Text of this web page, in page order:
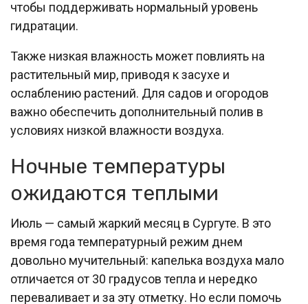
чтобы поддерживать нормальный уровень
гидратации.
Также низкая влажность может повлиять на
растительный мир, приводя к засухе и
ослаблению растений. Для садов и огородов
важно обеспечить дополнительный полив в
условиях низкой влажности воздуха.
Ночные температуры
ожидаются теплыми
Июль — самый жаркий месяц в Сургуте. В это
время года температурный режим днем
довольно мучительный: капелька воздуха мало
отличается от 30 градусов тепла и нередко
переваливает и за эту отметку. Но если помочь